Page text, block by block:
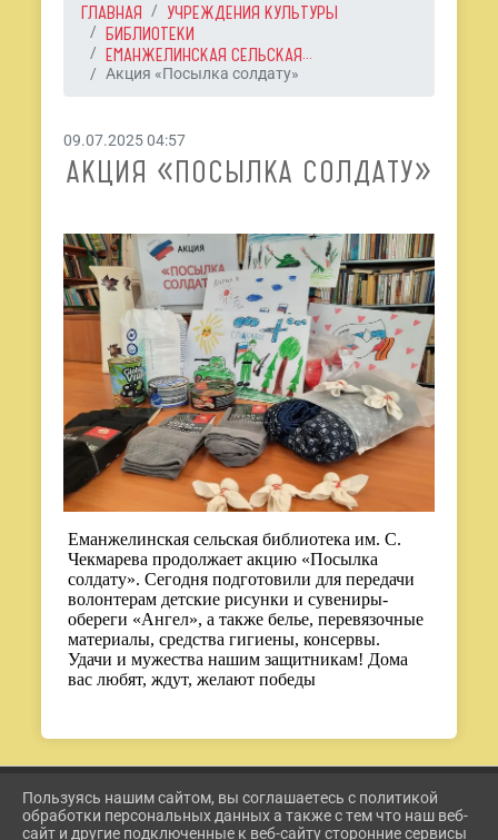
ГЛАВНАЯ
УЧРЕЖДЕНИЯ КУЛЬТУРЫ
БИБЛИОТЕКИ
ЕМАНЖЕЛИНСКАЯ СЕЛЬСКАЯ...
Акция «Посылка солдату»
09.07.2025 04:57
АКЦИЯ «ПОСЫЛКА СОЛДАТУ»
Еманжелинская сельская библиотека им. С.
Чекмарева продолжает акцию «Посылка
солдату». Сегодня подготовили для передачи
волонтерам детские рисунки и сувениры-
обереги «Ангел», а также белье, перевязочные
материалы, средства гигиены, консервы.
Удачи и мужества нашим защитникам! Дома
вас любят, ждут, желают победы
2026 Г. ETKUL-KULTURA.RU
ВХОД
Пользуясь нашим сайтом, вы соглашаетесь с политикой
обработки персональных данных а также с тем что наш веб-
сайт и другие подключенные к веб-сайту сторонние сервисы